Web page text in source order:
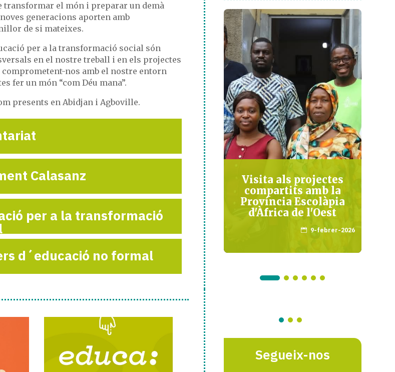
transformar el món i preparar un demà
generacions aporten amb
de si mateixes.
per a la transformació social són
en el nostre treball i en els projectes
comprometent-nos amb el nostre entorn
fer un món “com Déu mana”.
presents en Abidjan i Agboville.
Calasanz
per a la transformació
d´educació no formal
Jornadas Calasancias
Visita als projectes
compartits amb la
Província Escolàpia
d'Àfrica de l'Oest
 9-febrer-2026
Segueix-nos